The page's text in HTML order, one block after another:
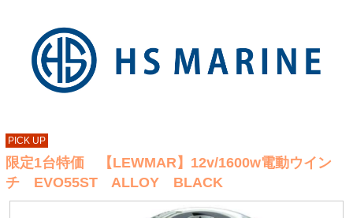
PICK UP
限定1台特価 【LEWMAR】12v/1600w電動ウイン
チ EVO55ST ALLOY BLACK